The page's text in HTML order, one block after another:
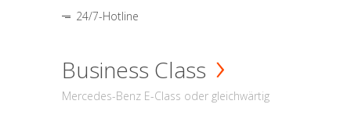
24/7-Hotline
Business Class
Mercedes-Benz E-Class oder gleichwärtig